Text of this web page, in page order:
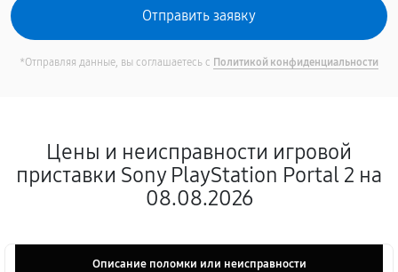
*Отправляя данные, вы соглашаетесь с Политикой конфиденциальности
Цены и неисправности игровой
приставки Sony PlayStation Portal 2 на
08.08.2026
Описание поломки или неисправности